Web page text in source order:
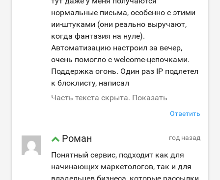
нормальные письма, особенно с этими
ии-штуками (они реально выручают,
когда фантазия на нуле).
Автоматизацию настроил за вечер,
очень помогло с welcome-цепочками.
Поддержка огонь. Один раз IP подлетел
к блоклисту, написал
Часть текста скрыта. Показать
Ответить
Роман год назад
Понятный сервис, подходит как для
начинающих маркетологов, так и для